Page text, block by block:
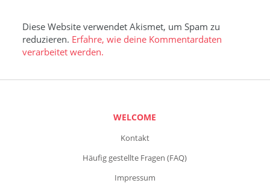
Diese Website verwendet Akismet, um Spam zu
reduzieren. Erfahre, wie deine Kommentardaten
verarbeitet werden.
WELCOME
Kontakt
Häufig gestellte Fragen (FAQ)
Impressum